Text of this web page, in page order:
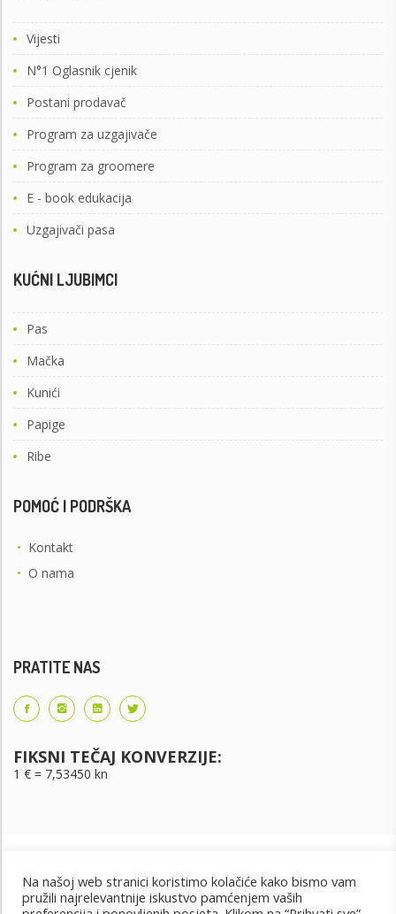
Vijesti
N°1 Oglasnik cjenik
Postani prodavač
Program za uzgajivače
Program za groomere
E - book edukacija
Uzgajivači pasa
KUĆNI LJUBIMCI
Pas
Mačka
Kunići
Papige
Ribe
POMOĆ I PODRŠKA
• Kontakt
• O nama
PRATITE NAS
FIKSNI TEČAJ KONVERZIJE:
1 € = 7,53450 kn
Na našoj web stranici koristimo kolačiće kako bismo vam
pružili najrelevantnije iskustvo pamćenjem vaših